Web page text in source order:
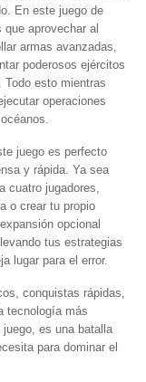
En este juego de
aprovechar al
armas avanzadas,
poderosos ejércitos
Todo esto mientras
operaciones
juego es perfecto
y rápida. Ya sea
cuatro jugadores,
o crear tu propio
opcional
tus estrategias
lugar para el error.
conquistas rápidas,
tecnología más
es una batalla
para dominar el